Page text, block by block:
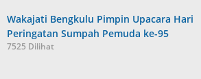
Wakajati Bengkulu Pimpin Upacara Hari
Peringatan Sumpah Pemuda ke-95
7525 Dilihat